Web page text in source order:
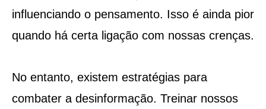
influenciando o pensamento. Isso é ainda pior
quando há certa ligação com nossas crenças.
No entanto, existem estratégias para
combater a desinformação. Treinar nossos